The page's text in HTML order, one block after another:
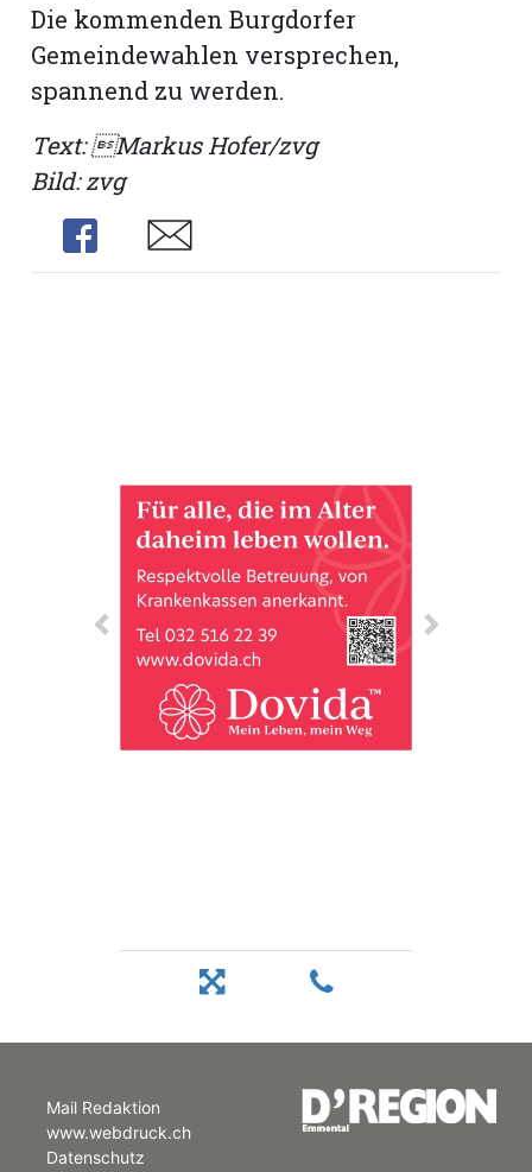
Die kommenden Burgdorfer
Gemeindewahlen versprechen,
spannend zu werden.
Text: Markus Hofer/zvg
Bild: zvg
Share
Share
Mail Redaktion
www.webdruck.ch
Datenschutz